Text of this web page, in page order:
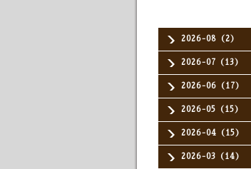
2026-08（2）
2026-07（13）
2026-06（17）
2026-05（15）
2026-04（15）
2026-03（14）